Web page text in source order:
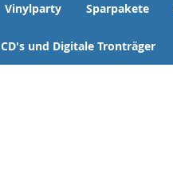
Vinylparty Sparpakete
CD's und Digitale Tronträger